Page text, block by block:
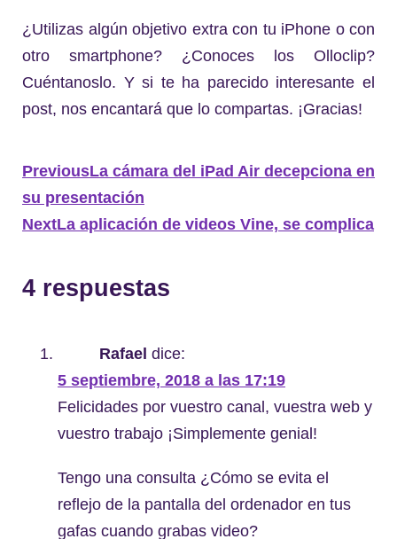
¿Utilizas algún objetivo extra con tu iPhone o con
otro smartphone? ¿Conoces los Olloclip?
Cuéntanoslo. Y si te ha parecido interesante el
post, nos encantará que lo compartas. ¡Gracias!
PreviousLa cámara del iPad Air decepciona en
su presentación
NextLa aplicación de videos Vine, se complica
4 respuestas
Rafael dice:
5 septiembre, 2018 a las 17:19
Felicidades por vuestro canal, vuestra web y
vuestro trabajo ¡Simplemente genial!
Tengo una consulta ¿Cómo se evita el
reflejo de la pantalla del ordenador en tus
gafas cuando grabas video?